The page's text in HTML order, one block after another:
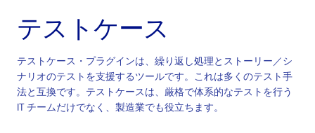
テストケース
テストケース・プラグインは、繰り返し処理とストーリー／シ
ナリオのテストを支援するツールです。これは多くのテスト手
法と互換です。テストケースは、厳格で体系的なテストを行う
IT チームだけでなく、製造業でも役立ちます。